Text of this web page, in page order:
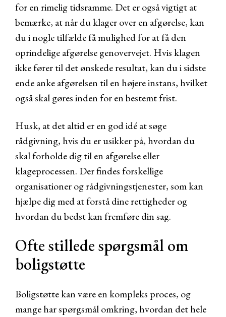
for en rimelig tidsramme. Det er også vigtigt at
bemærke, at når du klager over en afgørelse, kan
du i nogle tilfælde få mulighed for at få den
oprindelige afgørelse genovervejet. Hvis klagen
ikke fører til det ønskede resultat, kan du i sidste
ende anke afgørelsen til en højere instans, hvilket
også skal gøres inden for en bestemt frist.
Husk, at det altid er en god idé at søge
rådgivning, hvis du er usikker på, hvordan du
skal forholde dig til en afgørelse eller
klageprocessen. Der findes forskellige
organisationer og rådgivningstjenester, som kan
hjælpe dig med at forstå dine rettigheder og
hvordan du bedst kan fremføre din sag.
Ofte stillede spørgsmål om
boligstøtte
Boligstøtte kan være en kompleks proces, og
mange har spørgsmål omkring, hvordan det hele